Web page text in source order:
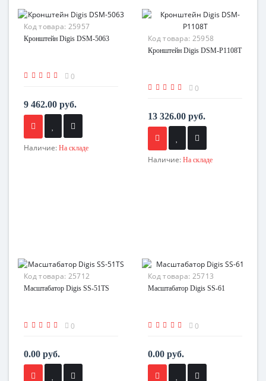
Код товара: 25957
Кронштейн Digis DSM-5063
0
9 462.00 руб.
Наличие: На складе
Код товара: 25958
Кронштейн Digis DSM-P1108T
0
13 326.00 руб.
Наличие: На складе
Код товара: 25712
Масштабатор Digis SS-51TS
0
0.00 руб.
Код товара: 25713
Масштабатор Digis SS-61
0
0.00 руб.